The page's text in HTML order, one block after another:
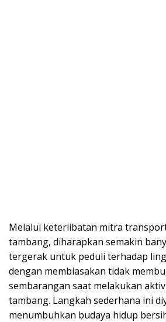
Melalui keterlibatan mitra
tambang, diharapkan semakin
tergerak untuk peduli terhadap
dengan membiasakan tidak
sembarangan saat melakukan
tambang. Langkah sederhana ini
menumbuhkan budaya hidup